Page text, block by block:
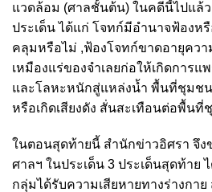
แวดล้อม (ศาลชั้นต้น) ในคดีนี้ไปแล้
ประเด็น ได้แก่ โจทก์มีอำนาจฟ้องห
คลุมหรือไม่ ,ฟ้องโจทก์ขาดอายุคว
เหมืองแร่ของจำเลยก่อให้เกิดการแ
และโลหะหนักสู่แหล่งน้ำ พื้นที่ชุมช
หรือเกิดเสียงดัง สั่นสะเทือนต่อพื้น
ในตอนสุดท้ายนี้ สำนักข่าวอิศรา จึง
ศาลฯ ในประเด็น 3 ประเด็นสุดท้าย
กลุ่มได้รับความเสียหายทางร่างกา